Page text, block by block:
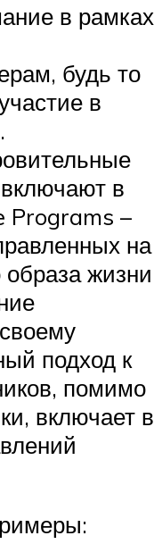
в рамках
будь то
в
в
Programs –
на
образа жизни
подход к
помимо
включает в